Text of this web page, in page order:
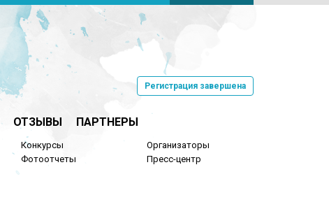
Регистрация завершена
ОТЗЫВЫ ПАРТНЕРЫ
Конкурсы
Фотоотчеты
Организаторы
Пресс-центр